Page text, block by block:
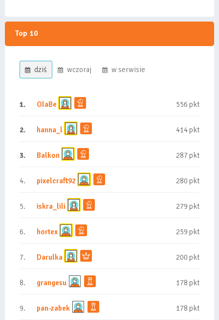
Top 10
dziś wczoraj w serwisie
1. OlaBe 556 pkt
2. hanna_l 414 pkt
3. Balkon 287 pkt
4. pixelcraft92 280 pkt
5. iskra_lili 279 pkt
6. hortex 259 pkt
7. Darulka 200 pkt
8. grangesu 178 pkt
9. pan-zabek 178 pkt